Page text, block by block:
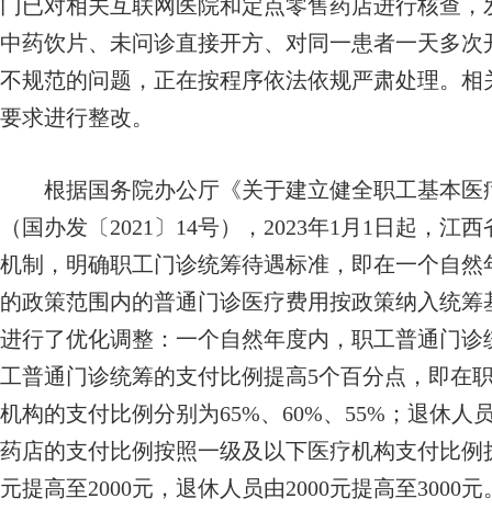
门已对相关互联网医院和定点零售药店进行核查
中药饮片、未问诊直接开方、对同一患者一天多
不规范的问题，正在按程序依法依规严肃处理。
要求进行整改。
根据国务院办公厅《关于建立健全职工基本医
（国办发〔2021〕14号），2023年1月1日起，江
机制，明确职工门诊统筹待遇标准，即在一个自
的政策范围内的普通门诊医疗费用按政策纳入统
进行了优化调整：一个自然年度内，职工普通门
工普通门诊统筹的支付比例提高5个百分点，即在
机构的支付比例分别为65%、60%、55%；退休人
药店的支付比例按照一级及以下医疗机构支付比
元提高至2000元，退休人员由2000元提高至3000